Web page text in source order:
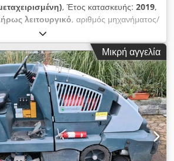
, Έτος κατασκευής: 2019,
λειτουργικό, αριθμός μηχανήματος/
, λειτουργική πίεση:
, συνολικό βάρος:85 κιλ, Το Nilfisk MC
σωλήνα και ένα νέο ακροφύσιο
Μέσω ενός ρυθμιστικού τροχού στο
μπορεί να ρυθμιστεί η πίεση του
ευέλικτο, γεγονός που επιτρέπει τη
εφαρμογές κατά τη διάρκεια της
Codpfsuwlxfox Aidoha Τεχνικά
220 bar Αποδοτικότητα καθαρισμού:
εισόδου: 60 βαθμοί Διαστάσεις:
x πλάτος x ύψος) σε mm Βάρος: 85
Μικρή αγγελία